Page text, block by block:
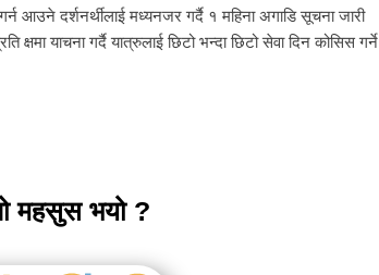
आउने दर्शनर्थीलाई मध्यनजर गर्दै १ महिना अगाडि सूचना जारी
याचना गर्दै यात्रुलाई छिटो भन्दा छिटो सेवा दिन कोसिस गर्ने
महसुस भयो ?